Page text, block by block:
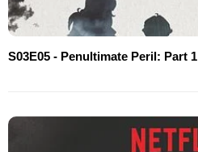
S03E05 - Penultimate Peril: Part 1